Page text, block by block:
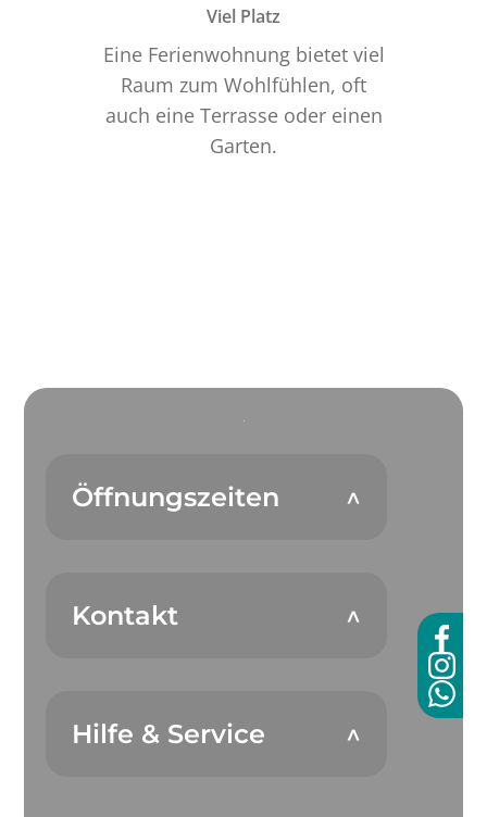
Viel Platz
Eine Ferienwohnung bietet viel
Raum zum Wohlfühlen, oft
auch eine Terrasse oder einen
Garten.
Öffnungszeiten
Kontakt
Hilfe & Service